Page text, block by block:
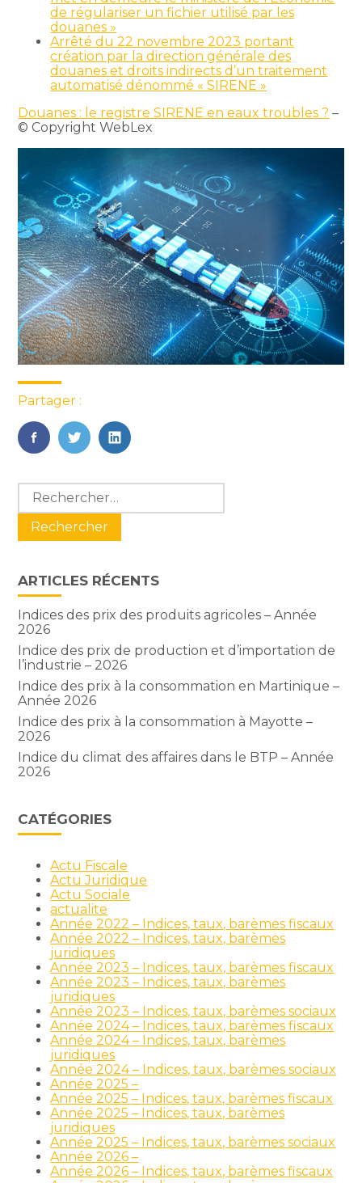
de régulariser un fichier utilisé par les
douanes »
Arrêté du 22 novembre 2023 portant
création par la direction générale des
douanes et droits indirects d’un traitement
automatisé dénommé « SIRENE »
Douanes : le registre SIRENE en eaux troubles ? –
© Copyright WebLex
Partager :
FaceBook
TwitterLinkedIn
Blog
sidebar
Rechercher :
ARTICLES RÉCENTS
Indices des prix des produits agricoles – Année
2026
Indice des prix de production et d’importation de
l’industrie – 2026
Indice des prix à la consommation en Martinique –
Année 2026
Indice des prix à la consommation à Mayotte –
2026
Indice du climat des affaires dans le BTP – Année
2026
CATÉGORIES
Actu Fiscale
Actu Juridique
Actu Sociale
actualite
Année 2022 – Indices, taux, barèmes fiscaux
Année 2022 – Indices, taux, barèmes
juridiques
Année 2023 – Indices, taux, barèmes fiscaux
Année 2023 – Indices, taux, barèmes
juridiques
Année 2023 – Indices, taux, barèmes sociaux
Année 2024 – Indices, taux, barèmes fiscaux
Année 2024 – Indices, taux, barèmes
juridiques
Année 2024 – Indices, taux, barèmes sociaux
Année 2025 –
Année 2025 – Indices, taux, barèmes fiscaux
Année 2025 – Indices, taux, barèmes
juridiques
Année 2025 – Indices, taux, barèmes sociaux
Année 2026 –
Année 2026 – Indices, taux, barèmes fiscaux